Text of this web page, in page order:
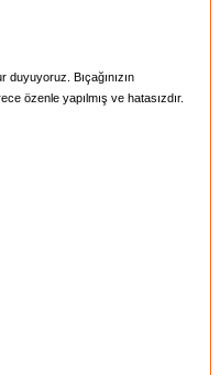
duyuyoruz. Bıçağınızın
özenle yapılmış ve hatasızdır.